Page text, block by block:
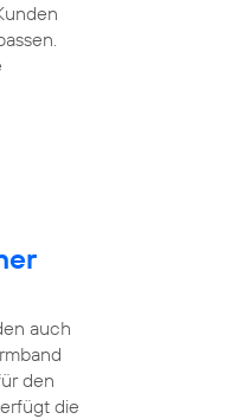
auch
den
die